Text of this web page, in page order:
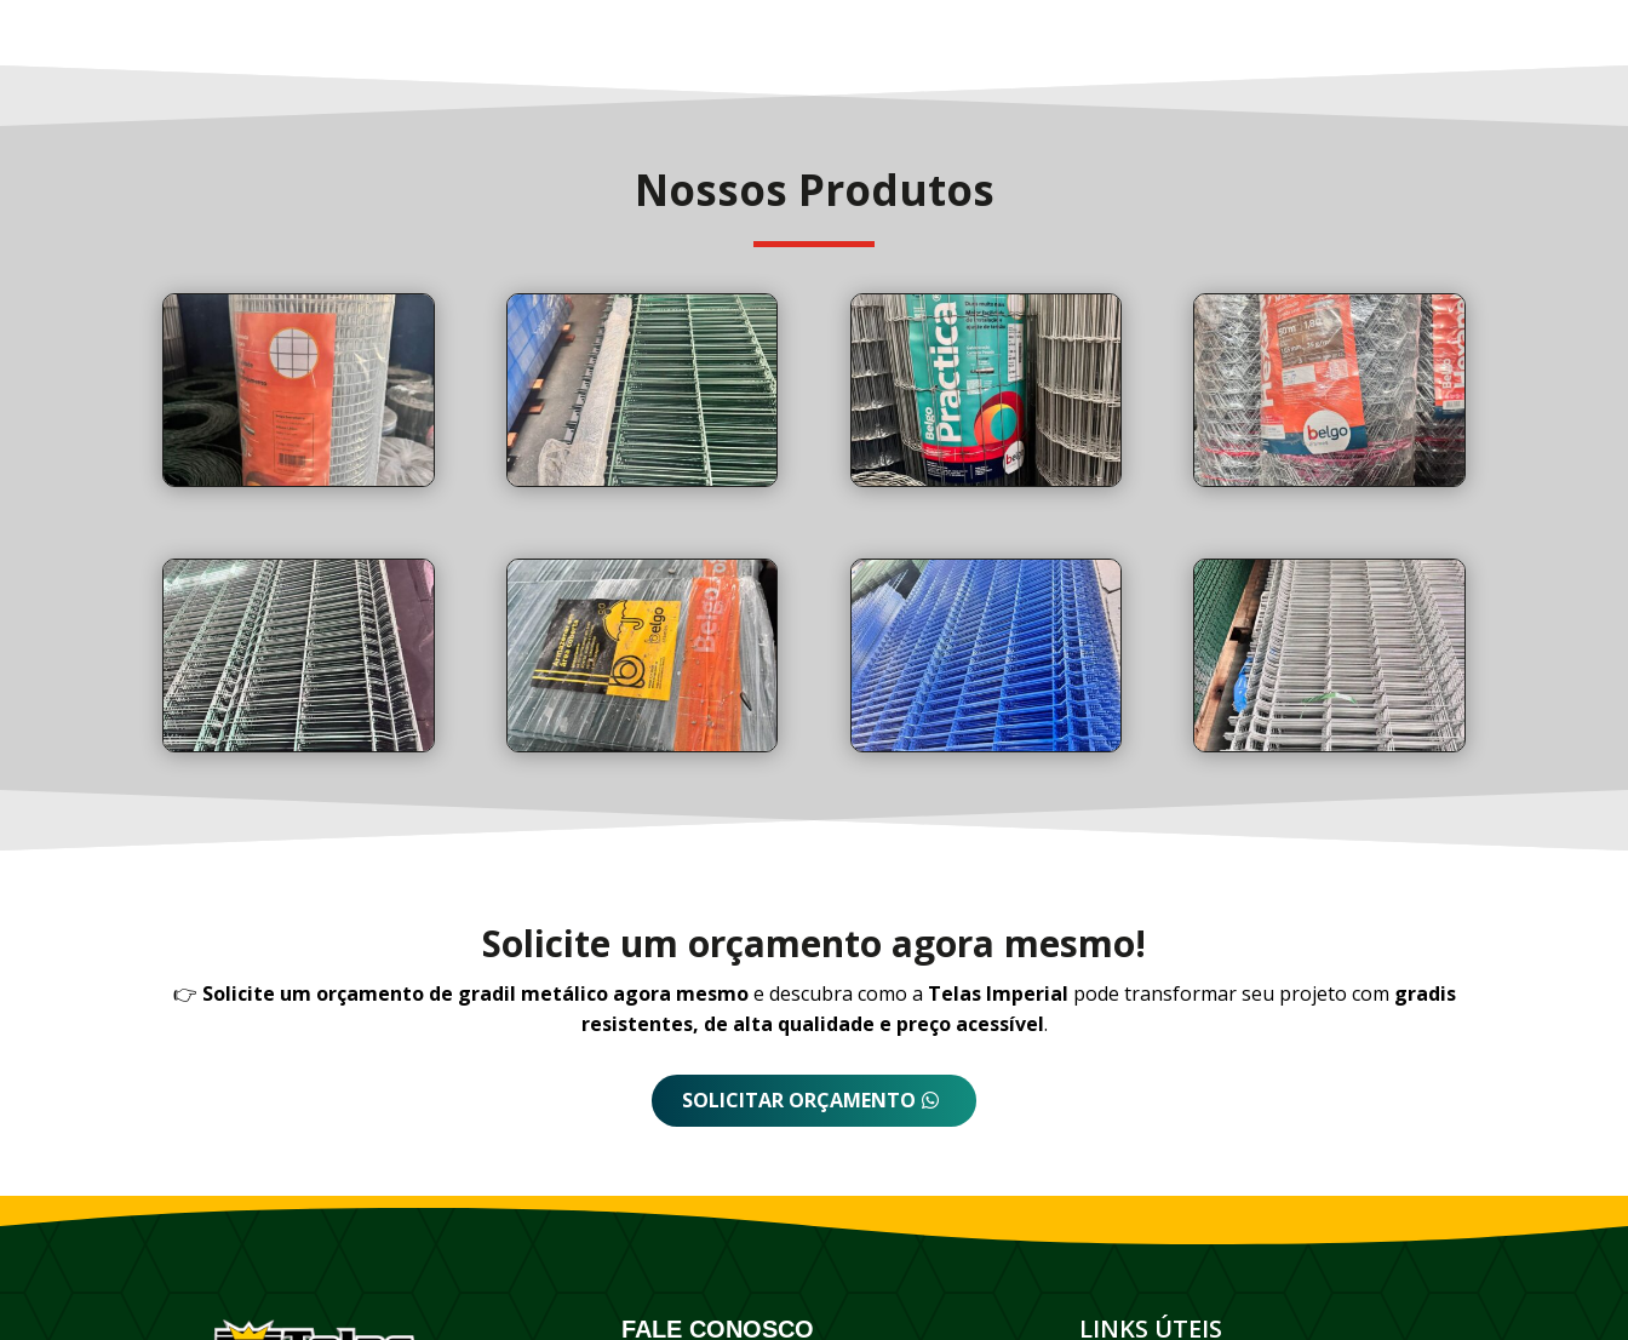
Nossos Produtos
Solicite um orçamento agora mesmo!
👉 Solicite um orçamento de gradil metálico agora mesmoe descubra como a Telas Imperial pode transformar seu projeto com gradis
resistentes, de alta qualidade e preço acessível.
SOLICITAR ORÇAMENTO
FALE CONOSCO LINKS ÚTEIS